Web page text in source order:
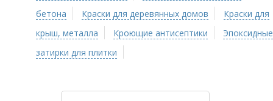
бетона
Краски для деревянных домов
Краски для
крыш, металла
Кроющие антисептики
Эпоксидные
затирки для плитки